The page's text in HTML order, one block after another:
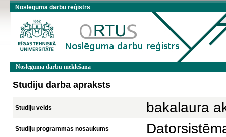
Noslēguma darbu reģistrs
Noslēguma darbu meklēšana
Studiju darba apraksts
Studiju veids bakalaura
Studiju programmas nosaukums